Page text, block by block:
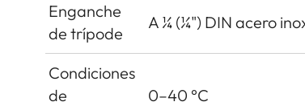
Enganche
de trípode
A ¼ (¼") DIN acero
Condiciones
de
0–40 °C